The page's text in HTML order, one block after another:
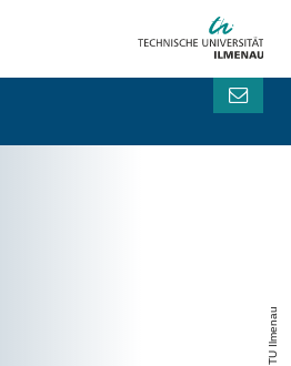
TU Ilmenau